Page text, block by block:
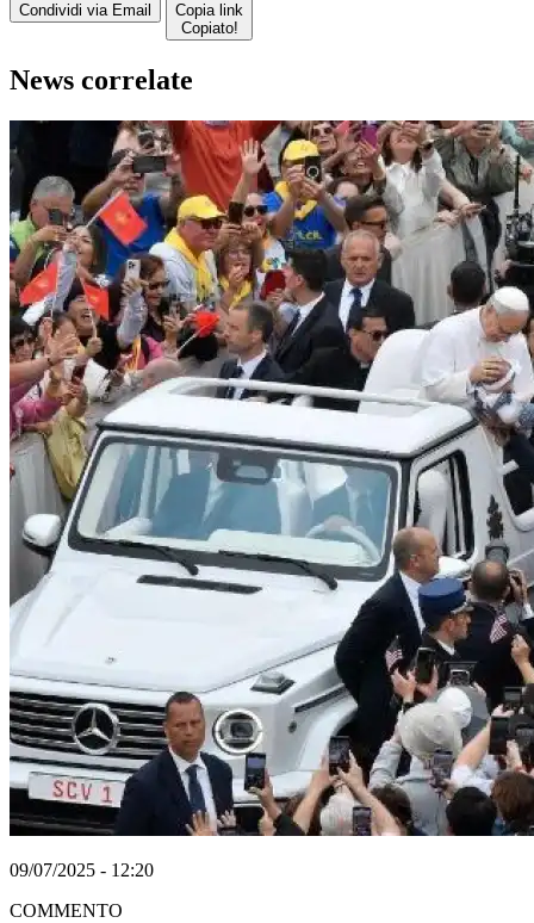
Condividi via Email
Copia link
Copiato!
News correlate
09/07/2025 - 12:20
COMMENTO